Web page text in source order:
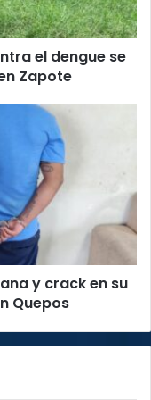
el dengue se
Zapote
y crack en su
Quepos